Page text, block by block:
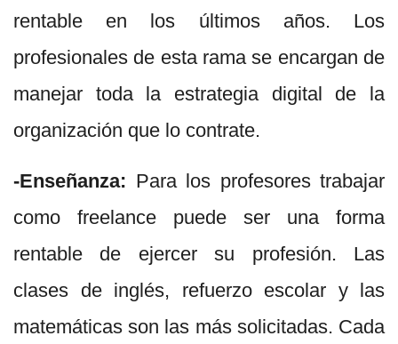
rentable en los últimos años. Los
profesionales de esta rama se encargan de
manejar toda la estrategia digital de la
organización que lo contrate.
-Enseñanza: Para los profesores trabajar
como freelance puede ser una forma
rentable de ejercer su profesión. Las
clases de inglés, refuerzo escolar y las
matemáticas son las más solicitadas. Cada